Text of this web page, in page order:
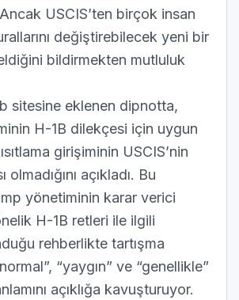
USCIS’ten birçok insan
değiştirebilecek yeni bir
bildirmekten mutluluk
sitesine eklenen dipnotta,
H-1B dilekçesi için uygun
girişiminin USCIS’nin
açıkladı. Bu
yönetiminin karar verici
H-1B retleri ile ilgili
rehberlikte tartışma
“yaygın” ve “genellikle”
açıklığa kavuşturuyor.